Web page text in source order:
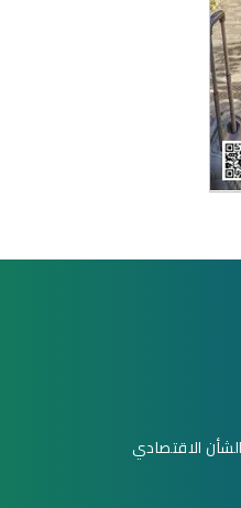
الاقتصادي